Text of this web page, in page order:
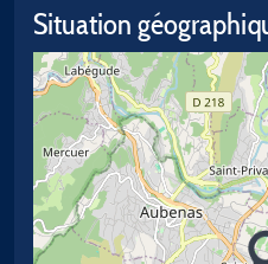
Situation